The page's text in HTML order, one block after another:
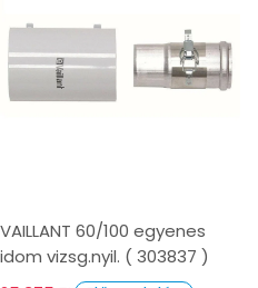
VAILLANT 60/100 egyenes
idom vizsg.nyil. ( 303837 )